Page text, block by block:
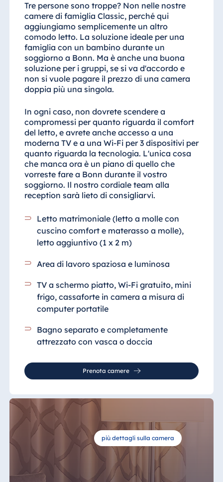
Tre persone sono troppe? Non nelle nostre
camere di famiglia Classic, perché qui
aggiungiamo semplicemente un altro
comodo letto. La soluzione ideale per una
famiglia con un bambino durante un
soggiorno a Bonn. Ma è anche una buona
soluzione per i gruppi, se si va d'accordo e
non si vuole pagare il prezzo di una camera
doppia più una singola.
In ogni caso, non dovrete scendere a
compromessi per quanto riguarda il comfort
del letto, e avrete anche accesso a una
moderna TV e a una Wi-Fi per 3 dispositivi per
quanto riguarda la tecnologia. L'unica cosa
che manca ora è un piano di quello che
vorreste fare a Bonn durante il vostro
soggiorno. Il nostro cordiale team alla
reception sarà lieto di consigliarvi.
Letto matrimoniale (letto a molle con
cuscino comfort e materasso a molle),
letto aggiuntivo (1 x 2 m)
Area di lavoro spaziosa e luminosa
TV a schermo piatto, Wi-Fi gratuito, mini
frigo, cassaforte in camera a misura di
computer portatile
Bagno separato e completamente
attrezzato con vasca o doccia
Prenota camere
più dettagli sulla camera